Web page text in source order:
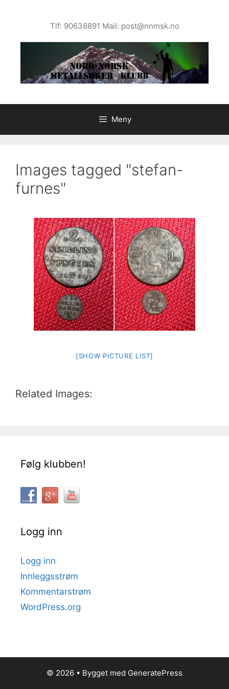
Tlf: 90638891 Mail: post@nnmsk.no
Meny
Images tagged "stefan-
furnes"
[SHOW PICTURE LIST]
Related Images:
Følg klubben!
Logg inn
Logg inn
Innleggsstrøm
Kommentarstrøm
WordPress.org
© 2026 • Bygget med GeneratePress